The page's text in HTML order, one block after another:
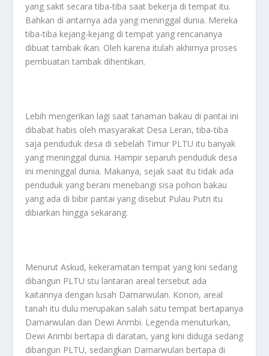
yang sakit secara tiba-tiba saat bekerja di tempat itu.
Bahkan di antarnya ada yang meninggal dunia. Mereka
tiba-tiba kejang-kejang di tempat yang rencananya
dibuat tambak ikan. Oleh karena itulah akhirnya proses
pembuatan tambak dihentikan.
Lebih mengerikan lagi saat tanaman bakau di pantai ini
dibabat habis oleh masyarakat Desa Leran, tiba-tiba
saja penduduk desa di sebelah Timur PLTU itu banyak
yang meninggal dunia. Hampir separuh penduduk desa
ini meninggal dunia. Makanya, sejak saat itu tidak ada
penduduk yang berani menebangi sisa pohon bakau
yang ada di bibir pantai yang disebut Pulau Putri itu
dibiarkan hingga sekarang.
Menurut Askud, kekeramatan tempat yang kini sedang
dibangun PLTU stu lantaran areal tersebut ada
kaitannya dengan lusah Damarwulan. Konon, areal
tanah itu dulu merupakan salah satu tempat bertapanya
Damarwulan dan Dewi Arimbi. Legenda menuturkan,
Dewi Arimbi bertapa di daratan, yang kini diduga sedang
dibangun PLTU, sedangkan Damarwulan bertapa di